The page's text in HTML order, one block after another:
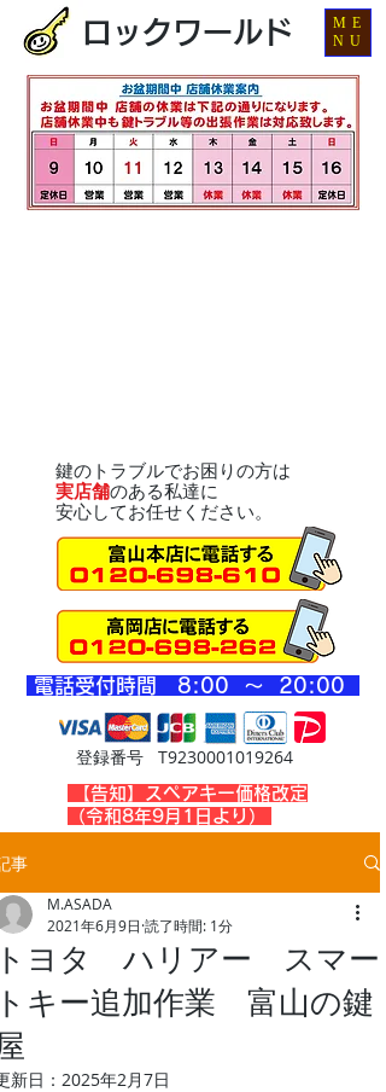
ロックワールド
鍵のトラブルでお困りの方は
実店舗のある私達に
安心してお任せください。
登録番号 T9230001019264
​電話受付時間 8:00 ～ 20:00
​【告知】スペアキー価格改定
（令和8年9月1日より）
ME
NU
事
ヨタ ハリアー スマー
キー追加作業 富山の鍵
M.ASADA
2021年6月9日 読了時間: 1分
新日： 2025年2月7日